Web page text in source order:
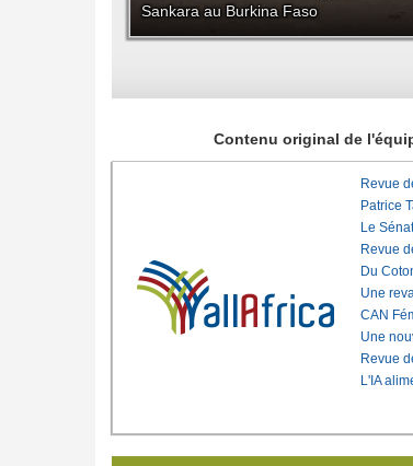
Sankara au Burkina Faso
Contenu original de
Revue
Patrice
Le
Revue
Du
Une
CAN
Une
Revue
L'IA